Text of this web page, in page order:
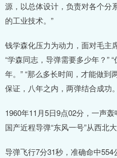
源，以总体设计，负责对各个分
的工业技术。”
钱学森化压力为动力，面对毛主
“学森同志，导弹需要多少年？”
年。” “那么多长时间，才能做到
保证，八年之内，两弹结合成功
1960年11月5日9点02分，一声
国产近程导弹“东风一号”从西北
导弹飞行7分31秒，准确命中